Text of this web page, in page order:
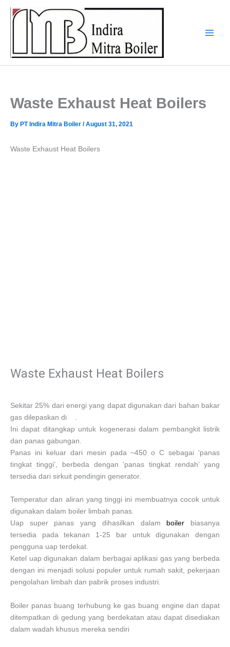
Waste Exhaust Heat Boilers
By PT Indira Mitra Boiler /August 31, 2021
Waste Exhaust Heat Boilers
Waste Exhaust Heat Boilers
Sekitar 25% dari energi yang dapat digunakan dari bahan bakar
gas dilepaskan di .
Ini dapat ditangkap untuk kogenerasi dalam pembangkit listrik
dan panas gabungan.
Panas ini keluar dari mesin pada ~450 o C sebagai ‘panas
tingkat tinggi’, berbeda dengan ‘panas tingkat rendah’ ​​yang
tersedia dari sirkuit pendingin generator.
Temperatur dan aliran yang tinggi ini membuatnya cocok untuk
digunakan dalam boiler limbah panas.
Uap super panas yang dihasilkan dalam boiler biasanya
tersedia pada tekanan 1-25 bar untuk digunakan dengan
pengguna uap terdekat.
Ketel uap digunakan dalam berbagai aplikasi gas yang berbeda
dengan ini menjadi solusi populer untuk rumah sakit, pekerjaan
pengolahan limbah dan pabrik proses industri.
Boiler panas buang terhubung ke gas buang engine dan dapat
ditempatkan di gedung yang berdekatan atau dapat disediakan
dalam wadah khusus mereka sendiri